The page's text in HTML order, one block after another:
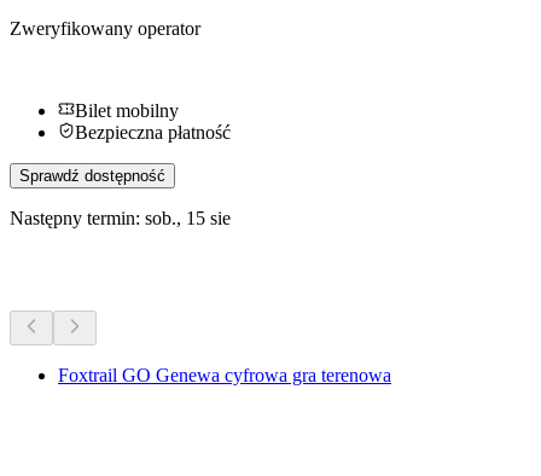
Zweryfikowany operator
Bilet mobilny
Bezpieczna płatność
Sprawdź dostępność
Następny termin: sob., 15 sie
Foxtrail GO Genewa cyfrowa gra terenowa